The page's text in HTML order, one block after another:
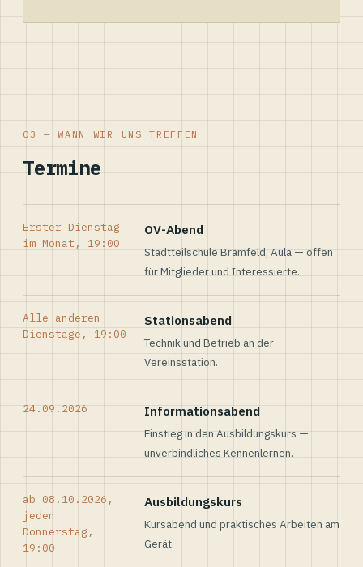
03 — WANN WIR UNS TREFFEN
Termine
Erster Dienstag
im Monat, 19:00
OV-Abend
Stadtteilschule Bramfeld, Aula — offen
für Mitglieder und Interessierte.
Alle anderen
Dienstage, 19:00
Stationsabend
Technik und Betrieb an der
Vereinsstation.
24.09.2026 Informationsabend
Einstieg in den Ausbildungskurs —
unverbindliches Kennenlernen.
ab 08.10.2026,
jeden
Donnerstag,
19:00
Ausbildungskurs
Kursabend und praktisches Arbeiten am
Gerät.